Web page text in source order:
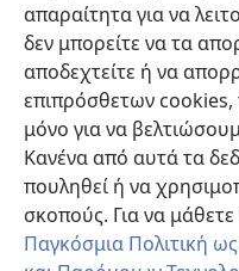
απαραίτητα για να
δεν μπορείτε να τα
αποδεχτείτε ή να
επιπρόσθετων
μόνο για να
Κανένα από αυτά τα
πουληθεί ή να
σκοπούς. Για να
Παγκόσμια Πολιτική
παράθυρο)ΔΙΑΔΙΚΤΥΑΚΗ
(ανοίγει
νέο
παράθυρο)
JW Hub
(ανοίγει
νέο
παράθυρο)JW Library®
Βιβλιοθήκη της Σκοπιάς